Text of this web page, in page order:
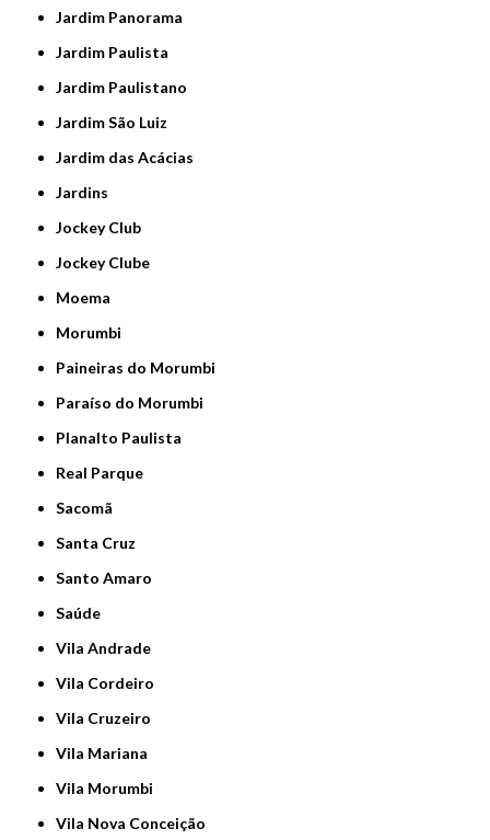
Jardim Panorama
Jardim Paulista
Jardim Paulistano
Jardim São Luiz
Jardim das Acácias
Jardins
Jockey Club
Jockey Clube
Moema
Morumbi
Paineiras do Morumbi
Paraíso do Morumbi
Planalto Paulista
Real Parque
Sacomã
Santa Cruz
Santo Amaro
Saúde
Vila Andrade
Vila Cordeiro
Vila Cruzeiro
Vila Mariana
Vila Morumbi
Vila Nova Conceição